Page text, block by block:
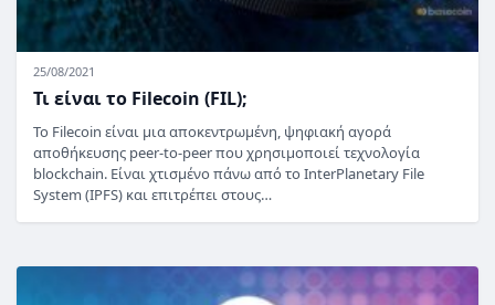
25/08/2021
Τι είναι το Filecoin (FIL);
Το Filecoin είναι μια αποκεντρωμένη, ψηφιακή αγορά
αποθήκευσης peer-to-peer που χρησιμοποιεί τεχνολογία
blockchain. Είναι χτισμένο πάνω από το InterPlanetary File
System (IPFS) και επιτρέπει στους…